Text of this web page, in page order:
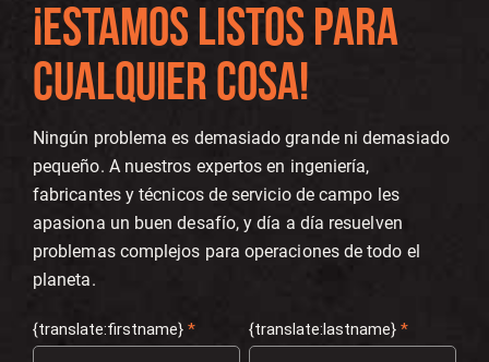
¡ESTAMOS LISTOS PARA
CUALQUIER COSA!
Ningún problema es demasiado grande ni demasiado
pequeño. A nuestros expertos en ingeniería,
fabricantes y técnicos de servicio de campo les
apasiona un buen desafío, y día a día resuelven
problemas complejos para operaciones de todo el
planeta.